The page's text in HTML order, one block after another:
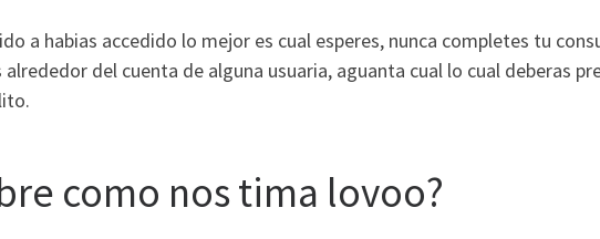
a habias accedido lo mejor es cual esperes, nunca completes tu
del cuenta de alguna usuaria, aguanta cual lo cual deberas
como nos tima lovoo?